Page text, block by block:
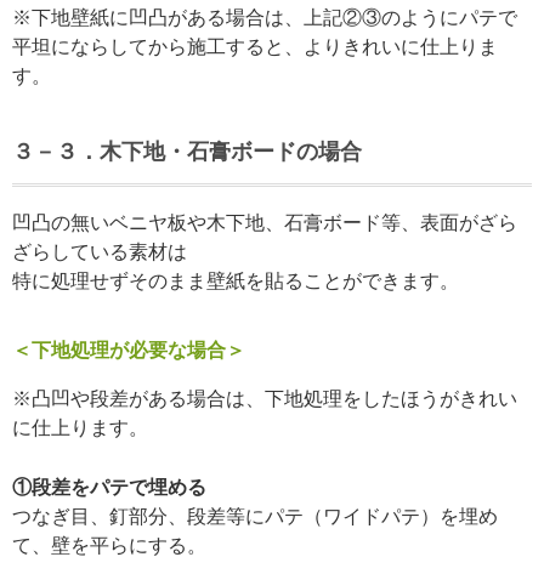
※下地壁紙に凹凸がある場合は、上記②③のようにパテで
平坦にならしてから施工すると、よりきれいに仕上りま
す。
３－３．木下地・石膏ボードの場合
凹凸の無いベニヤ板や木下地、石膏ボード等、表面がざら
ざらしている素材は
特に処理せずそのまま壁紙を貼ることができます。
＜下地処理が必要な場合＞
※凸凹や段差がある場合は、下地処理をしたほうがきれい
に仕上ります。
①段差をパテで埋める
つなぎ目、釘部分、段差等にパテ（ワイドパテ）を埋め
て、壁を平らにする。